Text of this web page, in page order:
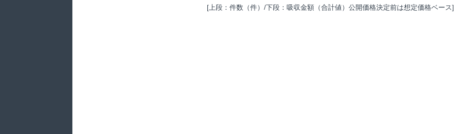
[上段：件数（件）/下段：吸収金額（合計値）公開価格決定前は想定価格ベース]